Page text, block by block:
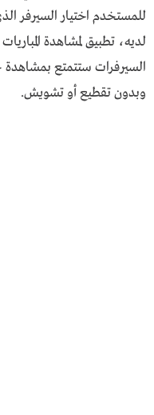
للمستخدم اختيار السيرفر
السيرفرات ستتمتع بمشاهدة
وبدون تقطيع أو تشويش.